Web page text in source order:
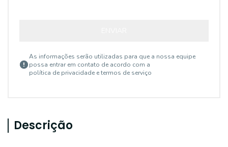
As informações serão utilizadas para que a nossa equipe
possa entrar em contato de acordo com a
política de privacidade e termos de serviço
Descrição